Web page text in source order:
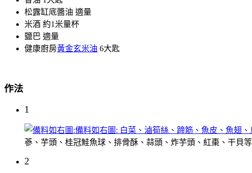
松露缸底醬油 適量
米酒 約1米量杯
鹽巴 適量
健康廚房黃金玄米油 6大匙
作法
1
蔘、芋頭、桂冠鮭魚球、排骨酥、蒜頭、炸芋頭、紅棗、干貝等
2